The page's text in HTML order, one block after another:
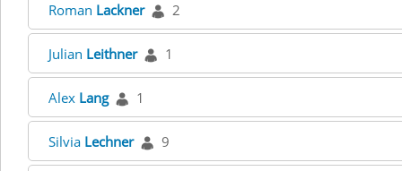
Roman Lackner 2
Julian Leithner 1
Alex Lang 1
Silvia Lechner 9